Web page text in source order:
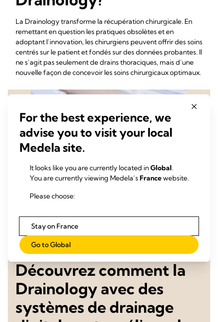
La Drainology transforme la récupération chirurgicale. En
remettant en question les pratiques obsolètes et en
adoptant l’innovation, les chirurgiens peuvent offrir des soins
centrés sur le patient et fondés sur des données probantes. Il
ne s’agit pas seulement de drains thoraciques, mais d’une
nouvelle façon de concevoir les soins chirurgicaux optimaux.
Découvrez comment la
Drainology avec des
systèmes de drainage
For the best experience, we
advise you to visit your local
Medela site.
It looks like you are currently located inGlobal.
You are currently viewing Medela’sFrancewebsite.
Please choose:
Stay on France
Go to Global